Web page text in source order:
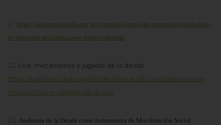
21 https://auditoriacidada.org.br/conteudo/desvio-de-recursos-vira-modelo-
de-negocios-securitizacao-e-rioprevidencia/
22 Live: mecanismos y jugadas de la deuda
https://auditoriacidada.org.br/video/live-auditoria-cidada-revela-
mecanismos-e-jogadas-da-divida/
23 Auditoria de la Deuda como herramienta de Movilización Social